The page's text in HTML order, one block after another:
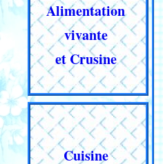
Alimentation
vivante
et Crusine
Cuisine